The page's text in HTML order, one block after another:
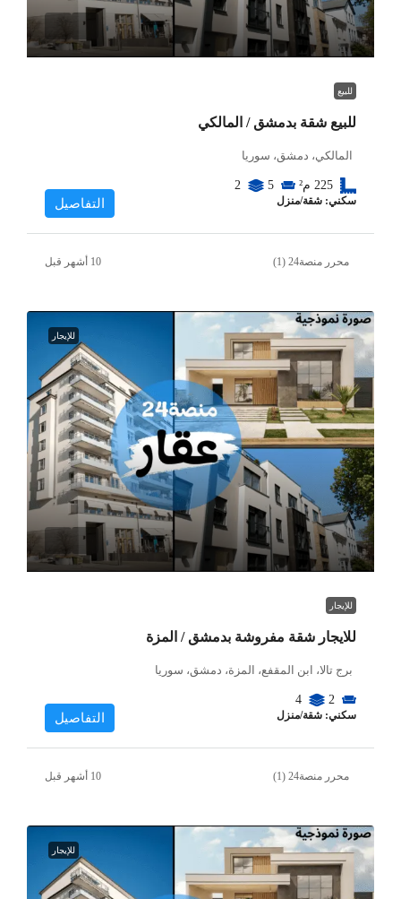
للبيع
للبيع شقة بدمشق / المالكي
المالكي، دمشق، سوريا
225 م² 5
2
سكني: شقة/منزل التفاصيل
محرر منصة24 (1)
للإيجار
للإيجار
للايجار شقة مفروشة بدمشق / المزة
برج تالا، ابن المقفع، المزة، دمشق، سوريا
2
4
سكني: شقة/منزل التفاصيل
محرر منصة24 (1)
للإيجار